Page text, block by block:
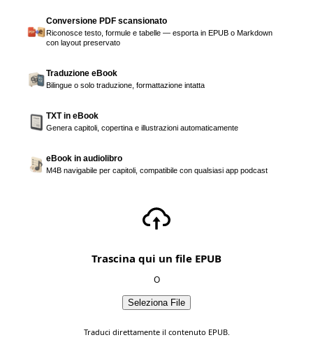
Conversione PDF scansionato
Riconosce testo, formule e tabelle — esporta in EPUB o Markdown
con layout preservato
Traduzione eBook
Bilingue o solo traduzione, formattazione intatta
TXT in eBook
Genera capitoli, copertina e illustrazioni automaticamente
eBook in audiolibro
M4B navigabile per capitoli, compatibile con qualsiasi app podcast
Trascina qui un file EPUB
O
Seleziona File
Traduci direttamente il contenuto EPUB.